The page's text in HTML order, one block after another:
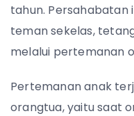
tahun. Persahabatan
teman sekelas,
melalui pertemanan
Pertemanan anak
orangtua, yaitu saat